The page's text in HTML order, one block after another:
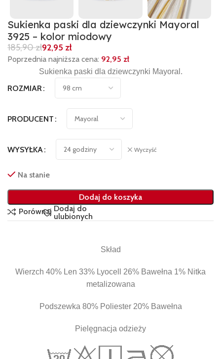
Sukienka paski dla dziewczynki Mayoral
3925 – kolor miodowy
185,90zł92,95 zł
Poprzednia najniższa cena: 92,95 zł
Sukienka paski dla dziewczynki Mayoral.
ROZMIAR
PRODUCENT
WYSYŁKA Wyczyść
Na stanie
Dodaj do koszyka
Porównaj Dodaj do
ulubionych
Skład
Wierzch 40% Len 33% Lyocell 26% Bawełna 1% Nitka
metalizowana
Podszewka 80% Poliester 20% Bawełna
Pielęgnacja odzieży